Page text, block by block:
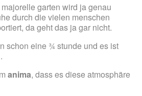
garten wird ja genau
durch die vielen menschen
da geht das ja gar nicht.
schon eine ¾ stunde und es ist
anima, dass es diese atmosphäre